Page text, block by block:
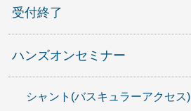
受付終了
ハンズオンセミナー
シャント(バスキュラーアクセス)